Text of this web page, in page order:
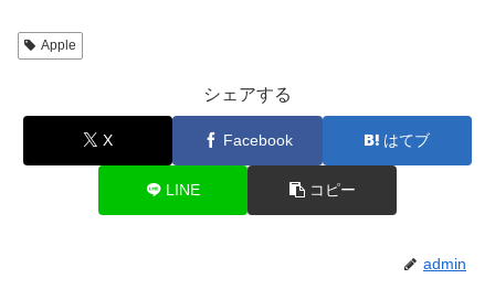
Apple
シェアする
X Facebook はてブ
LINE コピー
admin